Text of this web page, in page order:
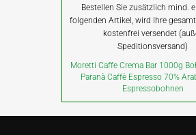
Bestellen Sie zusätzlich mind.
folgenden Artikel, wird Ihre
kostenfrei versendet
Speditionsversand)
Moretti Caffe Crema Bar 1000g
Paranà Caffè Espresso 70%
Espressobohnen